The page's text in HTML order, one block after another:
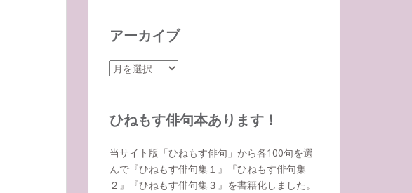
アーカイブ
ア
イ
ひねもす俳句本あります！
当サイト版「ひねもす俳句」から各100句を選
んで『ひねもす俳句集１』『ひねもす俳句集
２』『ひねもす俳句集３』を書籍化しました。